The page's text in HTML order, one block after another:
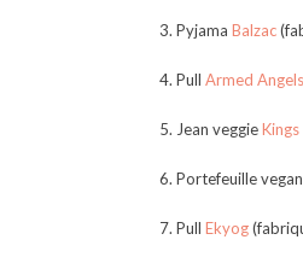
3. Pyjama Balzac
4. Pull Armed Angels
5. Jean veggie
6. Portefeuille vegan
7. Pull Ekyog